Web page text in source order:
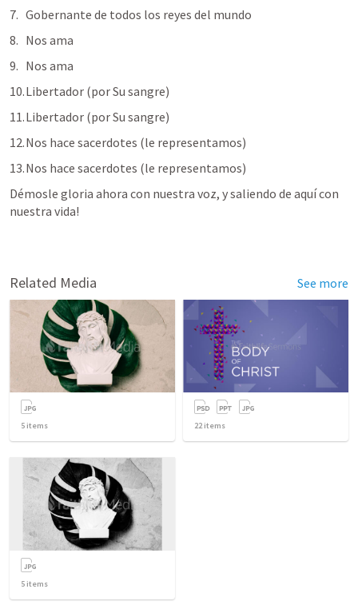
Gobernante de todos los reyes del mundo
Nos ama
Nos ama
Libertador (por Su sangre)
Libertador (por Su sangre)
Nos hace sacerdotes (le representamos)
Nos hace sacerdotes (le representamos)
Démosle gloria ahora con nuestra voz, y saliendo de aquí con
nuestra vida!
Related Media See more
5 items 22items
5 items